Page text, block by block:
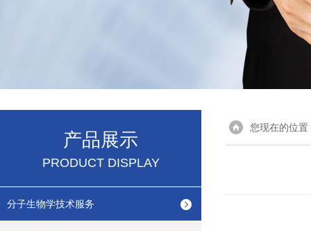
产品展示
PRODUCT DISPLAY
分子生物学技术服务
您现在的位置